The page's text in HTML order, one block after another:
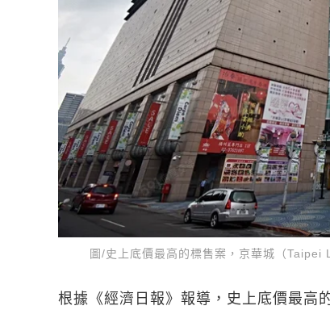
圖/史上底價最高的標售案，京華城（
根據《經濟日報》報導，史上底價最高